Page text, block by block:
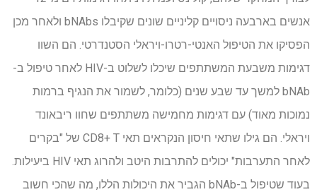
אנשים בארבעה ניסויים קליניים שונים שקיבלו bNAbs ולאחר מכן
הפסיקו את הטיפול האנטי-רטרו-ויראלי הסטנדרטי. הם השוו
דגימות משבעת המשתתפים שיכלו לשלוט ב-HIV לאחר טיפול ב-
bNAb למשך עד שבע שנים (כלומר, לשמור את הנגיף ברמות
נמוכות מאוד) עם דגימות מחמישה משתתפים שחוו ריבאונד
ויראלי. הם גילו שתאי חיסון הנקראים תאי CD8+ T של "בקרים
לאחר התערבות" יכולים להתרבות היטב ולהרוג תאי HIV ביעילות.
בעוד שטיפול ב-bNAb הגביר את היכולות הללו, מה שהכי חשוב